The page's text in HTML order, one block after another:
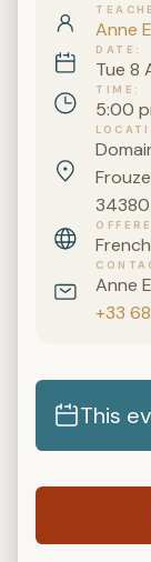
Anne
DATE
Tue 8
TIME
5:00
34380
Anne
+33
This